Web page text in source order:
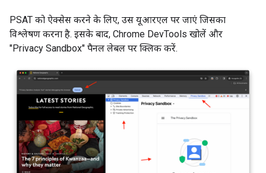
PSAT को ऐक्सेस करने के लिए, उस यूआरएल पर जाएं जिसका
विश्लेषण करना है. इसके बाद, Chrome DevTools खोलें और
"Privacy Sandbox" पैनल लेबल पर क्लिक करें.